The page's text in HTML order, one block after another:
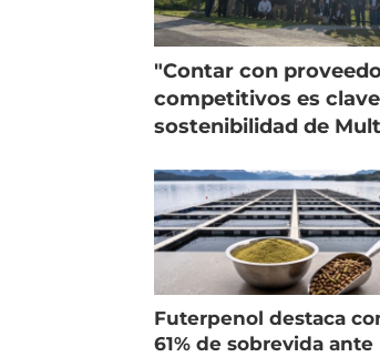
"Contar con
competitivos es
sostenibilidad de
Futerpenol destaca
61% de sobrevida ante